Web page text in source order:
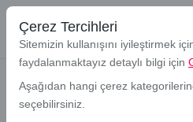
Çerez Tercihleri
Sitemizin kullanışını iyileştirmek
faydalanmaktayız detaylı bilgi için
Aşağıdan hangi çerez
seçebilirsiniz.
Anasayfa